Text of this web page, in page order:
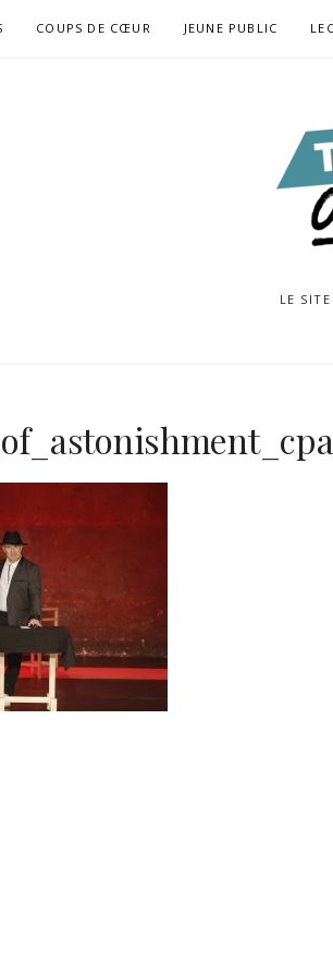
COUPS DE CŒUR JEUNE PUBLIC
LE